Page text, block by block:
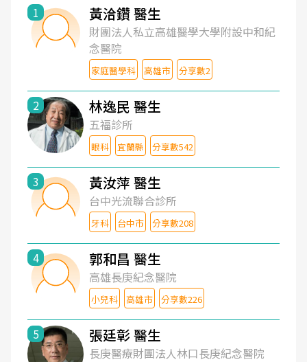
1 黃洽鑽 醫生
財團法人私立高雄醫學大學附設中和紀
念醫院
家庭醫學科 高雄市 分享數2
2 林逸民 醫生
五福診所
眼科 宜蘭縣 分享數542
3 黃汝萍 醫生
台中光流聯合診所
牙科 台中市 分享數208
4 郭和昌 醫生
高雄長庚紀念醫院
小兒科 高雄市 分享數226
5 張廷彰 醫生
長庚醫療財團法人林口長庚紀念醫院